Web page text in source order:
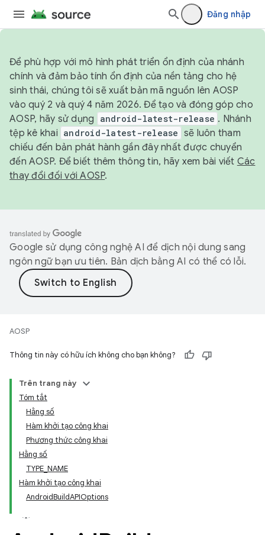
Đăng nhập
Để phù hợp với mô hình phát triển ổn định của nhánh
chính và đảm bảo tính ổn định của nền tảng cho hệ
sinh thái, chúng tôi sẽ xuất bản mã nguồn lên AOSP
vào quý 2 và quý 4 năm 2026. Để tạo và đóng góp cho
AOSP, hãy sử dụng
android-latest-release . Nhánh
tệp kê khai android-latest-release sẽ luôn tham
chiếu đến bản phát hành gần đây nhất được chuyển
đến AOSP. Để biết thêm thông tin, hãy xem bài viết Các
thay đổi đối với AOSP.
Google sử dụng công nghệ AI để dịch nội dung sang
ngôn ngữ bạn ưu tiên. Bản dịch bằng AI có thể có lỗi.
AOSP
Thông tin này có hữu ích không cho bạn không?
Trên trang này
Tóm tắt
Hằng số
Hàm khởi tạo công khai
Phương thức công khai
Hằng số
TYPE_NAME
Hàm khởi tạo công khai
AndroidBuildAPIOptions